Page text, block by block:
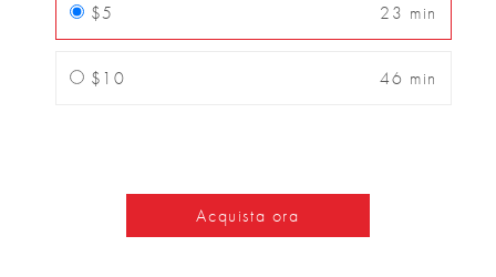
$5 23 min
$10 46 min
Acquista ora